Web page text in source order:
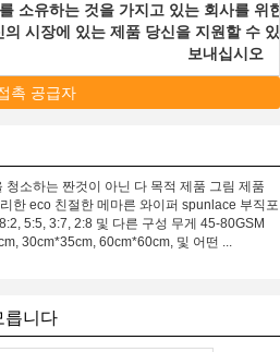
소유하는 것을 가지고 있는 회사를
시장에 있는 제품 당신을 지원할 수
보내십시오
촉 공급자
소하는 짠것이 아닌 다 목적 제품 그림 제품
한 eco 친절한 메마른 와이퍼 spunlace 부직포
5:5, 3:7, 2:8 및 다른 구성 무게 45-80GSM
30cm*35cm, 60cm*60cm, 및 어떤 ...
릅니다